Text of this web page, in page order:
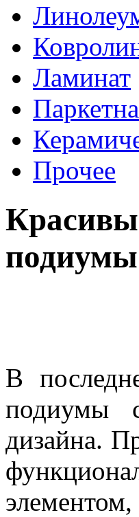
Ламинат
Прочее
подиумы
В
подиумы
дизайна.